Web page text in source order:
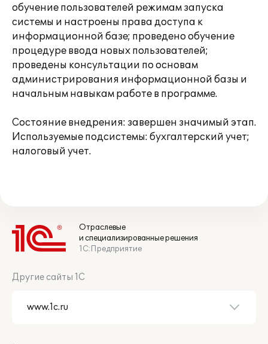
обучение пользователей режимам запуска
системы и настроены права доступа к
информационной базе; проведено обучение
процедуре ввода новых пользователей;
проведены консультации по основам
администрирования информационной базы и
начальным навыкам работе в программе.
Состояние внедрения: завершен значимый этап.
Используемые подсистемы: бухгалтерский учет;
налоговый учет.
Отраслевые
и специализированные решения
1С:Предприятие
Другие сайты 1С